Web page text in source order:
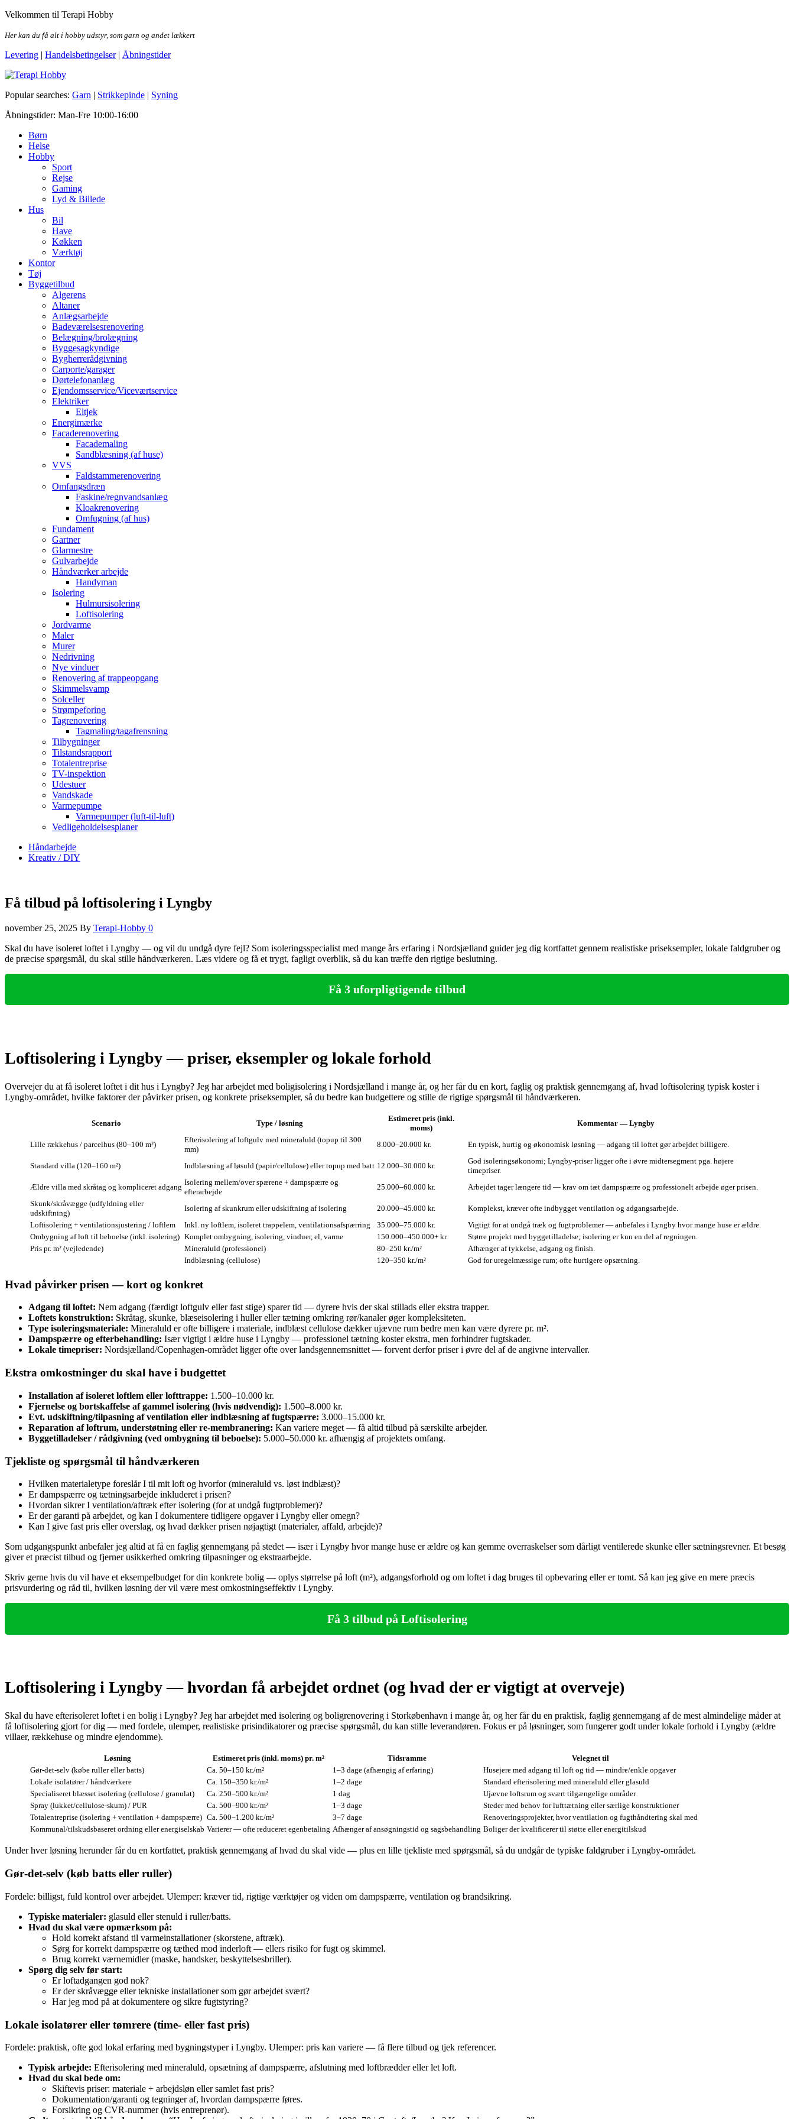
Skip
the
Velkommen til Terapi Hobby
Her kan du få alt i hobby udstyr, som garn og andet lækkert
Levering | Handelsbetingelser| Åbningstider
Terapi Hobby
Popular searches: Garn | Strikkepinde | Syning
Åbningstider: Man-Fre 10:00-16:00
Børn
Helse
Hobby
Sport
Rejse
Gaming
Lyd & Billede
Hus
Bil
Have
Køkken
Værktøj
Kontor
Tøj
Byggetilbud
Algerens
Altaner
Anlægsarbejde
Badeværelsesrenovering
Belægning/brolægning
Byggesagkyndige
Bygherrerådgivning
Carporte/garager
Dørtelefonanlæg
Ejendomsservice/Viceværtservice
Elektriker
Eltjek
Energimærke
Facaderenovering
Facademaling
Sandblæsning (af huse)
VVS
Faldstammerenovering
Omfangsdræn
Faskine/regnvandsanlæg
Kloakrenovering
Omfugning (af hus)
Fundament
Gartner
Glarmestre
Gulvarbejde
Håndværker arbejde
Handyman
Isolering
Hulmursisolering
Loftisolering
Jordvarme
Maler
Murer
Nedrivning
Nye vinduer
Renovering af trappeopgang
Skimmelsvamp
Solceller
Strømpeforing
Tagrenovering
Tagmaling/tagafrensning
Tilbygninger
Tilstandsrapport
Totalentreprise
TV-inspektion
Udestuer
Vandskade
Varmepumpe
Varmepumper (luft-til-luft)
Vedligeholdelsesplaner
Håndarbejde
Kreativ / DIY
Få tilbud på loftisolering i Lyngby
november 25, 2025 By Terapi-Hobby 0
Skal du have isoleret loftet i Lyngby — og vil du undgå dyre fejl? Som isoleringsspecialist med mange års erfaring i Nordsjælland guid­er jeg dig kortfattet gennem realistiske priseksempler, lokale faldgruber og
de præcise spørgsmål, du skal stille håndværkeren. Læs videre og få et trygt, fagligt overblik, så du kan træffe den rigtige beslutning.
Få 3 uforpligtigende tilbud
Loftisolering i Lyngby — priser, eksempler og lokale forhold
Overvejer du at få isoleret loftet i dit hus i Lyngby? Jeg har arbejdet med boligisolering i Nordsjælland i mange år, og her får du en kort, faglig og praktisk gennemgang af, hvad loftisolering typisk koster i
Lyngby‑området, hvilke faktorer der påvirker prisen, og konkrete priseksempler, så du bedre kan budgettere og stille de rigtige spørgsmål til håndværkeren.
Scenario Type / løsning
Estimeret pris (inkl.
moms)
Kommentar — Lyngby
Lille rækkehus / parcelhus (80–100 m²)
Efterisolering af loftgulv med mineraluld (topup til 300
mm)
8.000–20.000 kr. En typisk, hurtig og økonomisk løsning — adgang til loftet gør arbejdet billigere.
Standard villa (120–160 m²) Indblæsning af løsuld (papir/cellulose) eller topup med batt 12.000–30.000 kr.
God isoleringsøkonomi; Lyngby‑priser ligger ofte i øvre midtersegment pga. højere
timepriser.
Ældre villa med skråtag og kompliceret adgang
Isolering mellem/over spærene + dampspærre og
efterarbejde
25.000–60.000 kr.
Arbejdet tager længere tid — krav om tæt dampspærre og professionelt arbejde øger prisen.
Skunk/skråvægge (udfyldning eller
udskiftning)
Isolering af skunkrum eller udskiftning af isolering 20.000–45.000 kr.
Komplekst, kræver ofte indbygget ventilation og adgangsarbejde.
Loftisolering + ventilationsjustering / loftlem
Inkl. ny loftlem, isoleret trappelem, ventilationsafspærring 35.000–75.000 kr.
Vigtigt for at undgå træk og fugtproblemer — anbefales i Lyngby hvor mange huse er ældre.
Ombygning af loft til beboelse (inkl. isolering) Komplet ombygning, isolering, vinduer, el, varme 150.000–450.000+ kr.
Større projekt med byggetilladelse; isolering er kun en del af regningen.
Pris pr. m² (vejledende)
Mineraluld (professionel) 80–250 kr./m²
Afhænger af tykkelse, adgang og finish.
Indblæsning (cellulose)
120–350 kr./m² God for uregelmæssige rum; ofte hurtigere opsætning.
Hvad påvirker prisen — kort og konkret
Adgang til loftet: Nem adgang (færdigt loftgulv eller fast stige) sparer tid — dyrere hvis der skal stillads eller ekstra trapper.
Loftets konstruktion: Skråtag, skunke, blæseisolering i huller eller tætning omkring rør/kanaler øger kompleksiteten.
Type isoleringsmateriale: Mineraluld er ofte billigere i materiale, indblæst cellulose dækker ujævne rum bedre men kan være dyrere pr. m².
Dampspærre og efterbehandling: Især vigtigt i ældre huse i Lyngby — professionel tætning koster ekstra, men forhindrer fugtskader.
Lokale timepriser: Nordsjælland/Copenhagen‑området ligger ofte over landsgennemsnittet — forvent derfor priser i øvre del af de angivne intervaller.
Ekstra omkostninger du skal have i budgettet
Installation af isoleret loftlem eller lofttrappe: 1.500–10.000 kr.
Fjernelse og bortskaffelse af gammel isolering (hvis nødvendig): 1.500–8.000 kr.
Evt. udskiftning/tilpasning af ventilation eller indblæsning af fugtspærre: 3.000–15.000 kr.
Reparation af loftrum, understøtning eller re-membranering: Kan variere meget — få altid tilbud på særskilte arbejder.
Byggetilladelser / rådgivning (ved ombygning til beboelse): 5.000–50.000 kr. afhængig af projektets omfang.
Tjekliste og spørgsmål til håndværkeren
Hvilken materialetype foreslår I til mit loft og hvorfor (mineraluld vs. løst indblæst)?
Er dampspærre og tætningsarbejde inkluderet i prisen?
Hvordan sikrer I ventilation/aftræk efter isolering (for at undgå fugtproblemer)?
Er der garanti på arbejdet, og kan I dokumentere tidligere opgaver i Lyngby eller omegn?
Kan I give fast pris eller overslag, og hvad dækker prisen nøjagtigt (materialer, affald, arbejde)?
Som udgangspunkt anbefaler jeg altid at få en faglig gennemgang på stedet — især i Lyngby hvor mange huse er ældre og kan gemme overraskelser som dårligt ventilerede skunke eller sætningsrevner. Et besøg
giver et præcist tilbud og fjerner usikkerhed omkring tilpasninger og ekstraarbejde.
Skriv gerne hvis du vil have et eksempelbudget for din konkrete bolig — oplys størrelse på loft (m²), adgangsforhold og om loftet i dag bruges til opbevaring eller er tomt. Så kan jeg give en mere præcis
prisvurdering og råd til, hvilken løsning der vil være mest omkostningseffektiv i Lyngby.
Få 3 tilbud på Loftisolering
Loftisolering i Lyngby — hvordan få arbejdet ordnet (og hvad der er vigtigt at overveje)
Skal du have efterisoleret loftet i en bolig i Lyngby? Jeg har arbejdet med isolering og boligrenovering i Storkøbenhavn i mange år, og her får du en praktisk, faglig gennemgang af de mest almindelige måder at
få loftisolering gjort for dig — med fordele, ulemper, realistiske prisindikatorer og præcise spørgsmål, du kan stille leverandøren. Fokus er på løsninger, som fungerer godt under lokale forhold i Lyngby (ældre
villaer, rækkehuse og mindre ejendomme).
Løsning Estimeret pris (inkl. moms) pr. m² Tidsramme
Velegnet til
Gør‑det‑selv (købe ruller eller batts)
Ca. 50–150 kr./m² 1–3 dage (afhængig af erfaring)
Husejere med adgang til loft og tid — mindre/enkle opgaver
Lokale isolatører / håndværkere
Ca. 150–350 kr./m² 1–2 dage
Standard efterisolering med mineraluld eller glasuld
Specialiseret blæsset isolering (cellulose / granulat)
Ca. 250–500 kr./m² 1 dag
Ujævne loftsrum og svært tilgængelige områder
Spray (lukket/cellulose-skum) / PUR
Ca. 500–900 kr./m² 1–3 dage
Steder med behov for lufttætning eller særlige konstruktioner
Totalentreprise (isolering + ventilation + dampspærre) Ca. 500–1.200 kr./m² 3–7 dage
Renoveringsprojekter, hvor ventilation og fugthåndtering skal med
Kommunal/tilskudsbaseret ordning eller energiselskab Varierer — ofte reduceret egenbetaling Afhænger af ansøgningstid og sagsbehandling Boliger der kvalificerer til støtte eller energitilskud
Under hver løsning herunder får du en kortfattet, praktisk gennemgang af hvad du skal vide — plus en lille tjekliste med spørgsmål, så du undgår de typiske faldgruber i Lyngby‑området.
Gør‑det‑selv (køb batts eller ruller)
Fordele: billigst, fuld kontrol over arbejdet. Ulemper: kræver tid, rigtige værktøjer og viden om dampspærre, ventilation og brandsikring.
Typiske materialer: glasuld eller stenuld i ruller/batts.
Hvad du skal være opmærksom på:
Hold korrekt afstand til varmeinstallationer (skorstene, aftræk).
Sørg for korrekt dampspærre og tæthed mod inderloft — ellers risiko for fugt og skimmel.
Brug korrekt værnemidler (maske, handsker, beskyttelsesbriller).
Spørg dig selv før start:
Er loftadgangen god nok?
Er der skråvægge eller tekniske installationer som gør arbejdet svært?
Har jeg mod på at dokumentere og sikre fugtstyring?
Lokale isolatører eller tømrere (time- eller fast pris)
Fordele: praktisk, ofte god lokal erfaring med bygningstyper i Lyngby. Ulemper: pris kan variere — få flere tilbud og tjek referencer.
Typisk arbejde: Efterisolering med mineraluld, opsætning af dampspærre, afslutning med loftbrædder eller let loft.
Hvad du skal bede om:
Skiftevis priser: materiale + arbejdsløn eller samlet fast pris?
Dokumentation/garanti og tegninger af, hvordan dampspærre føres.
Forsikring og CVR‑nummer (hvis entreprenør).